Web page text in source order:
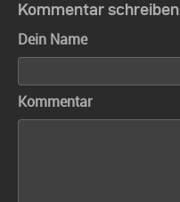
Kommentar schreiben
Dein Name
Kommentar